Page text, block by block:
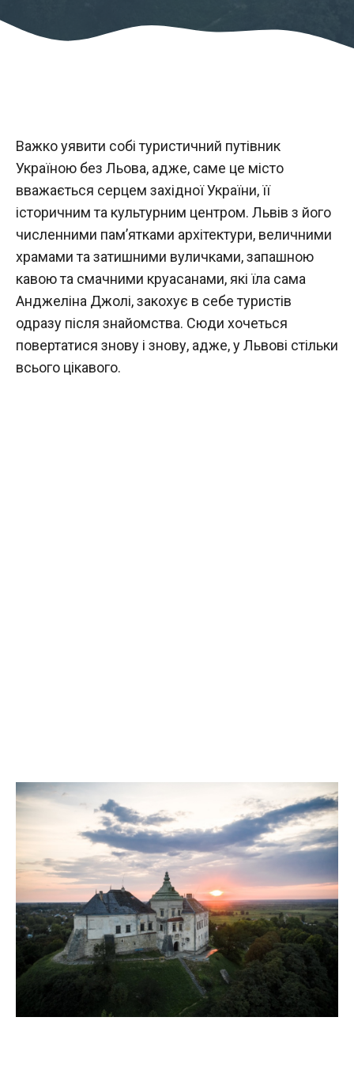
Важко уявити собі туристичний путівник
Україною без Льова, адже, саме це місто
вважається серцем західної України, її
історичним та культурним центром. Львів з його
численними пам’ятками архітектури, величними
храмами та затишними вуличками, запашною
кавою та смачними круасанами, які їла сама
Анджеліна Джолі, закохує в себе туристів
одразу після знайомства. Сюди хочеться
повертатися знову і знову, адже, у Львові стільки
всього цікавого.